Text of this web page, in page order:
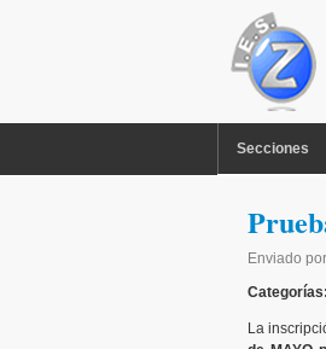
Secciones
Enviado por
Categorías:
La